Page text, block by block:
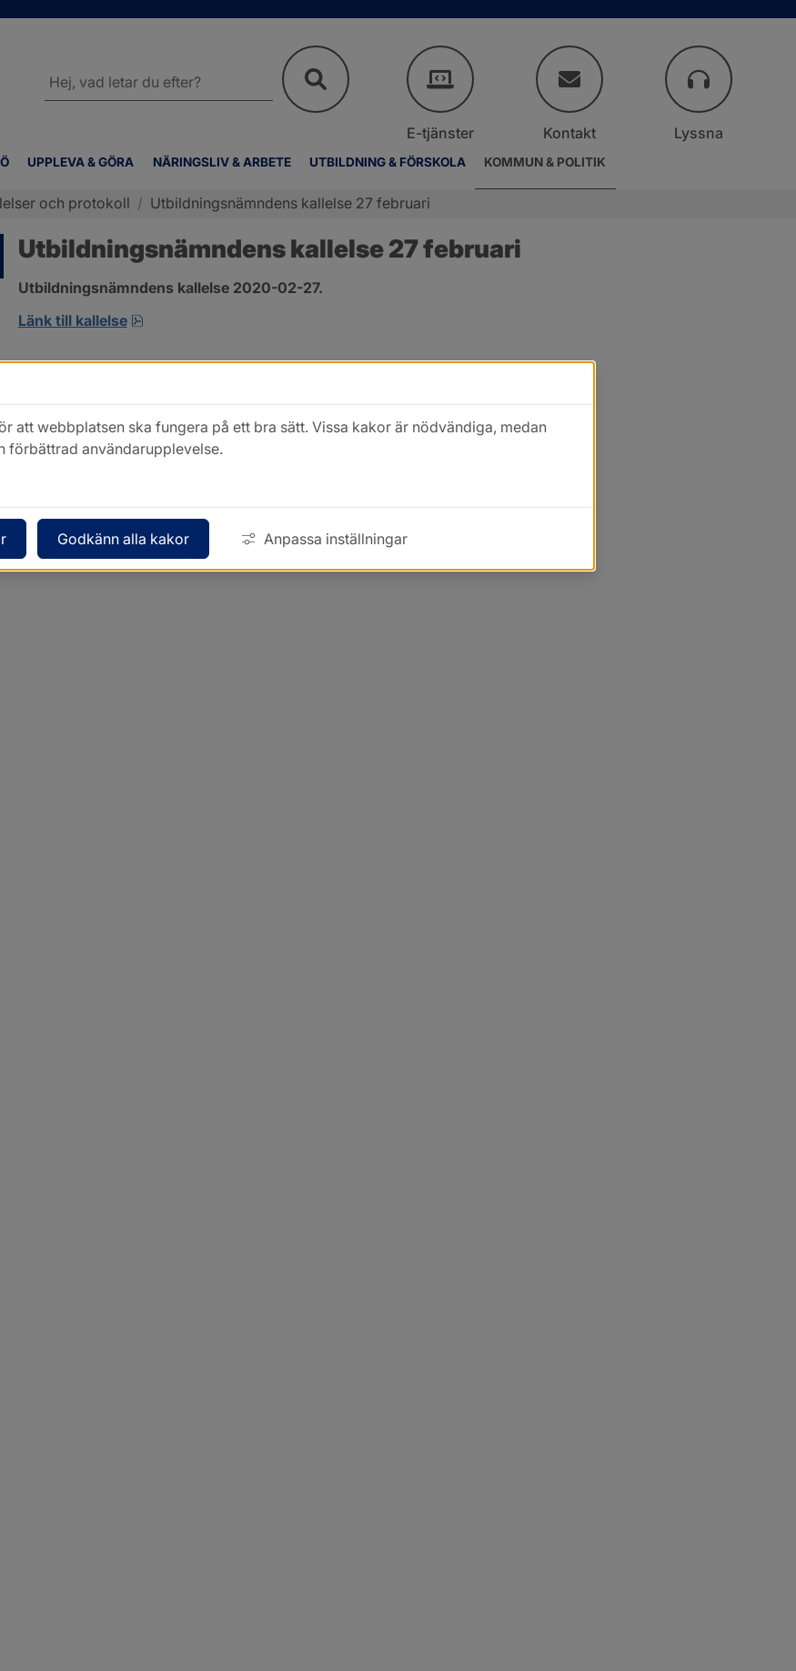
UPPLEVA & GÖRA NÄRINGSLIV & ARBETE UTBILDNING & FÖRSKOLA KOMMUN & POLITIK
webbplatsen
E-tjänster Kontakt Lyssna
och protokoll / Utbildningsnämndens kallelse 27 februari
Utbildningsnämndens kallelse 27 februari
Utbildningsnämndens kallelse 2020-02-27.
Länk till kallelse
pdf, öppnas i nytt fönster.
att webbplatsen ska fungera på ett bra sätt. Vissa kakor är nödvändiga, medan
förbättrad användarupplevelse.
Godkänn alla kakor Anpassa inställningar